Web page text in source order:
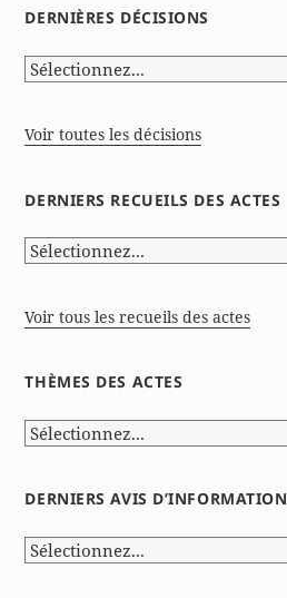
DERNIÈRES DÉCISIONS
Voir toutes les décisions
DERNIERS RECUEILS DES ACTES
Voir tous les recueils des actes
THÈMES DES ACTES
DERNIERS AVIS D’INFORMATION